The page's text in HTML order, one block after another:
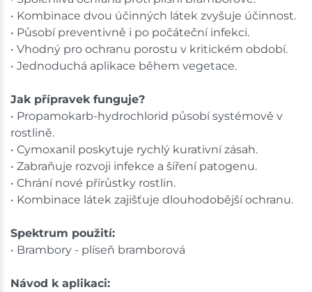
• Kombinace dvou účinných látek zvyšuje účinnost.
• Působí preventivně i po počáteční infekci.
• Vhodný pro ochranu porostu v kritickém období.
• Jednoduchá aplikace během vegetace.
Jak přípravek funguje?
• Propamokarb-hydrochlorid působí systémově v
rostlině.
• Cymoxanil poskytuje rychlý kurativní zásah.
• Zabraňuje rozvoji infekce a šíření patogenu.
• Chrání nové přírůstky rostlin.
• Kombinace látek zajišťuje dlouhodobější ochranu.
Spektrum použití:
• Brambory - plíseň bramborová
Návod k aplikaci: